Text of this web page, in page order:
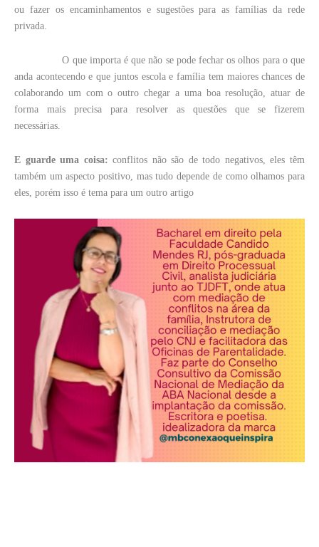
ou fazer os encaminhamentos e sugestões para as famílias da rede
privada.
O que importa é que não se pode fechar os olhos para o que
anda acontecendo e que juntos escola e família tem maiores chances de
colaborando um com o outro chegar a uma boa resolução, atuar de
forma mais precisa para resolver as questões que se fizerem
necessárias.
E guarde uma coisa: conflitos não são de todo negativos, eles têm
também um aspecto positivo, mas tudo depende de como olhamos para
eles, porém isso é tema para um outro artigo